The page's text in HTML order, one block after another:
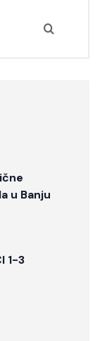
u Banju
1-3